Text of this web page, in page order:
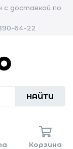
с доставкой по
64-22
НАЙТИ
Корзина